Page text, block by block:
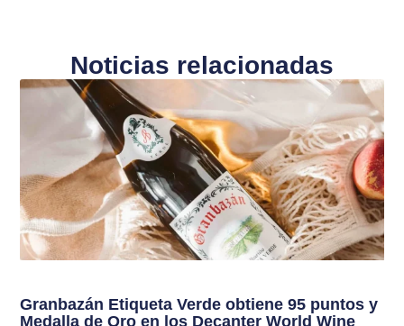
Noticias relacionadas
Granbazán Etiqueta Verde obtiene 95 puntos y
Medalla de Oro en los Decanter World Wine